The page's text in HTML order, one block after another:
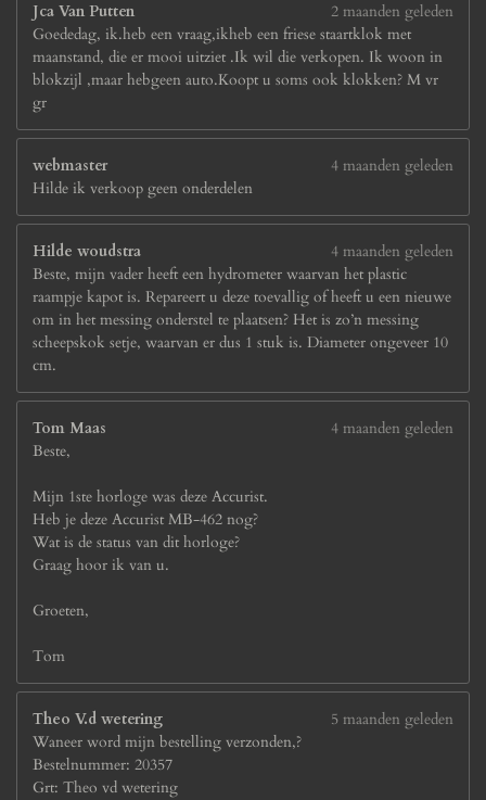
Jca Van Putten
2 maanden geleden
Goededag, ik.heb een vraag,ikheb een friese staartklok met
maanstand, die er mooi uitziet .Ik wil die verkopen. Ik woon in
blokzijl ,maar hebgeen auto.Koopt u soms ook klokken? M vr
gr
webmaster
4 maanden geleden
Hilde ik verkoop geen onderdelen
Hilde woudstra
4 maanden geleden
Beste, mijn vader heeft een hydrometer waarvan het plastic
raampje kapot is. Repareert u deze toevallig of heeft u een nieuwe
om in het messing onderstel te plaatsen? Het is zo’n messing
scheepskok setje, waarvan er dus 1 stuk is. Diameter ongeveer 10
cm.
Tom Maas
4 maanden geleden
Beste,
Mijn 1ste horloge was deze Accurist.
Heb je deze Accurist MB-462 nog?
Wat is de status van dit horloge?
Graag hoor ik van u.
Groeten,
Tom
Theo V.d wetering
5 maanden geleden
Waneer word mijn bestelling verzonden,?
Bestelnummer: 20357
Grt: Theo vd wetering